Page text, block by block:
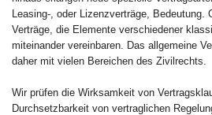
Leasing-, oder Lizenzverträge, Bedeutung.
Verträge, die Elemente verschiedener
miteinander vereinbaren. Das allgemeine
daher mit vielen Bereichen des Zivilrechts.
Wir prüfen die Wirksamkeit von
Durchsetzbarkeit von vertraglichen